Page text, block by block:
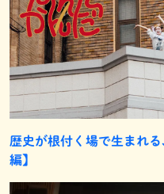
歴史が根付く場で生まれ
編】